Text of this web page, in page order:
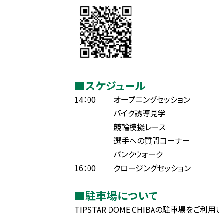
■スケジュール
14：00 オープニングセッション
バイク誘導見学
競輪模擬レース
選手への質問コーナー
バンクウォーク
16：00 クロージングセッション
■駐車場について
TIPSTAR DOME CHIBAの駐車場をご利用